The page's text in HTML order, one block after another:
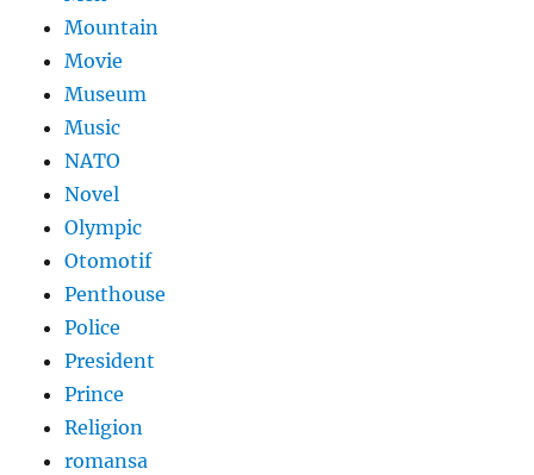
Mountain
Movie
Museum
Music
NATO
Novel
Olympic
Otomotif
Penthouse
Police
President
Prince
Religion
romansa